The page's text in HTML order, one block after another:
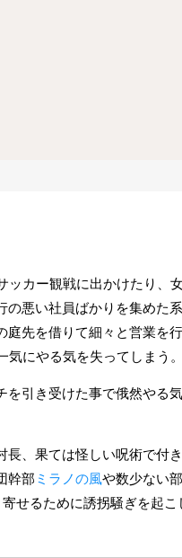
ッカー観戦に出かけたり、
悪い社員ばかりを集めた
先を借りて細々と営業を
気にやる気を失ってしまう
を引き受けた事で俄然やる
長、果ては怪しい呪術で付
幹部 ミラノの風や数少ない
せるために誘拐騒ぎを起